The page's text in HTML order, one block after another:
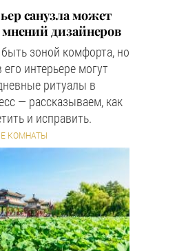
санузла может
дизайнеров
зоной комфорта, но
интерьере могут
ритуалы в
— рассказываем, как
и исправить.
КОМНАТЫ